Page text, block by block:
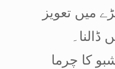
میں تعویز
ڈالنا۔
کا چرما